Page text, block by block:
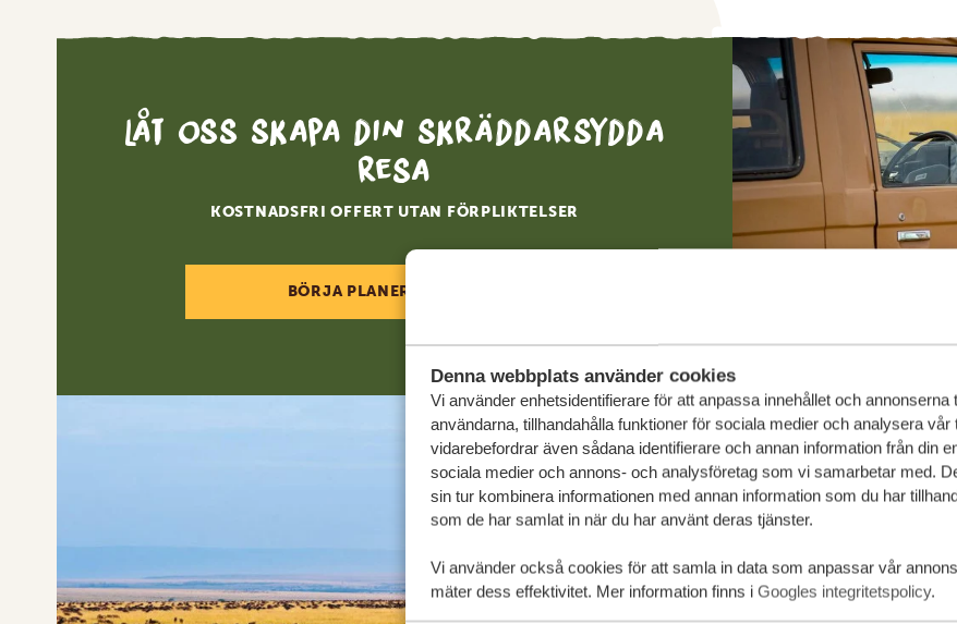
Denna webbplats använder cookies
Vi använder enhetsidentifierare för att anpassa innehållet och annonserna
användarna, tillhandahålla funktioner för sociala medier och analysera vår
vidarebefordrar även sådana identifierare och annan information från din
sociala medier och annons- och analysföretag som vi samarbetar med.
sin tur kombinera informationen med annan information som du har
som de har samlat in när du har använt deras tjänster.
Vi använder också cookies för att samla in data som anpassar vår
mäter dess effektivitet. Mer information finns i Googles integritetspolicy.
Låt oss skapa din skräddarsydda
resa
KOSTNADSFRI OFFERT UTAN FÖRPLIKTELSER
BÖRJA PLANERA DIN RESA